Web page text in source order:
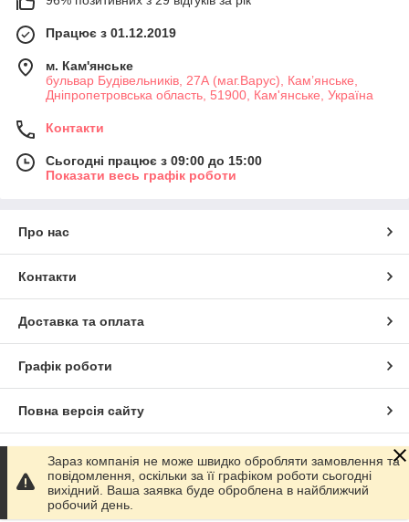
Працює з 01.12.2019
м. Кам'янське
бульвар Будівельників, 27А (маг.Варус), Кам’янське,
Дніпропетровська область, 51900, Кам'янське, Україна
Контакти
Сьогодні працює з 09:00 до 15:00
Показати весь графік роботи
Про нас
Контакти
Доставка та оплата
Графік роботи
Повна версія сайту
Сайт створено на маркетплейсі Prom.ua
Політика конфіденційності
Зараз компанія не може швидко обробляти замовлення та
повідомлення, оскільки за її графіком роботи сьогодні
вихідний. Ваша заявка буде оброблена в найближчий
робочий день.